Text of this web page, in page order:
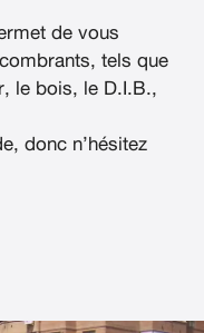
de vous
tels que
le bois, le D.I.B.,
donc n’hésitez